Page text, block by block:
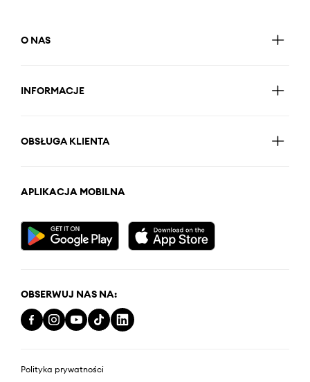
O NAS
INFORMACJE
OBSŁUGA KLIENTA
APLIKACJA MOBILNA
OBSERWUJ NAS NA:
Polityka prywatności